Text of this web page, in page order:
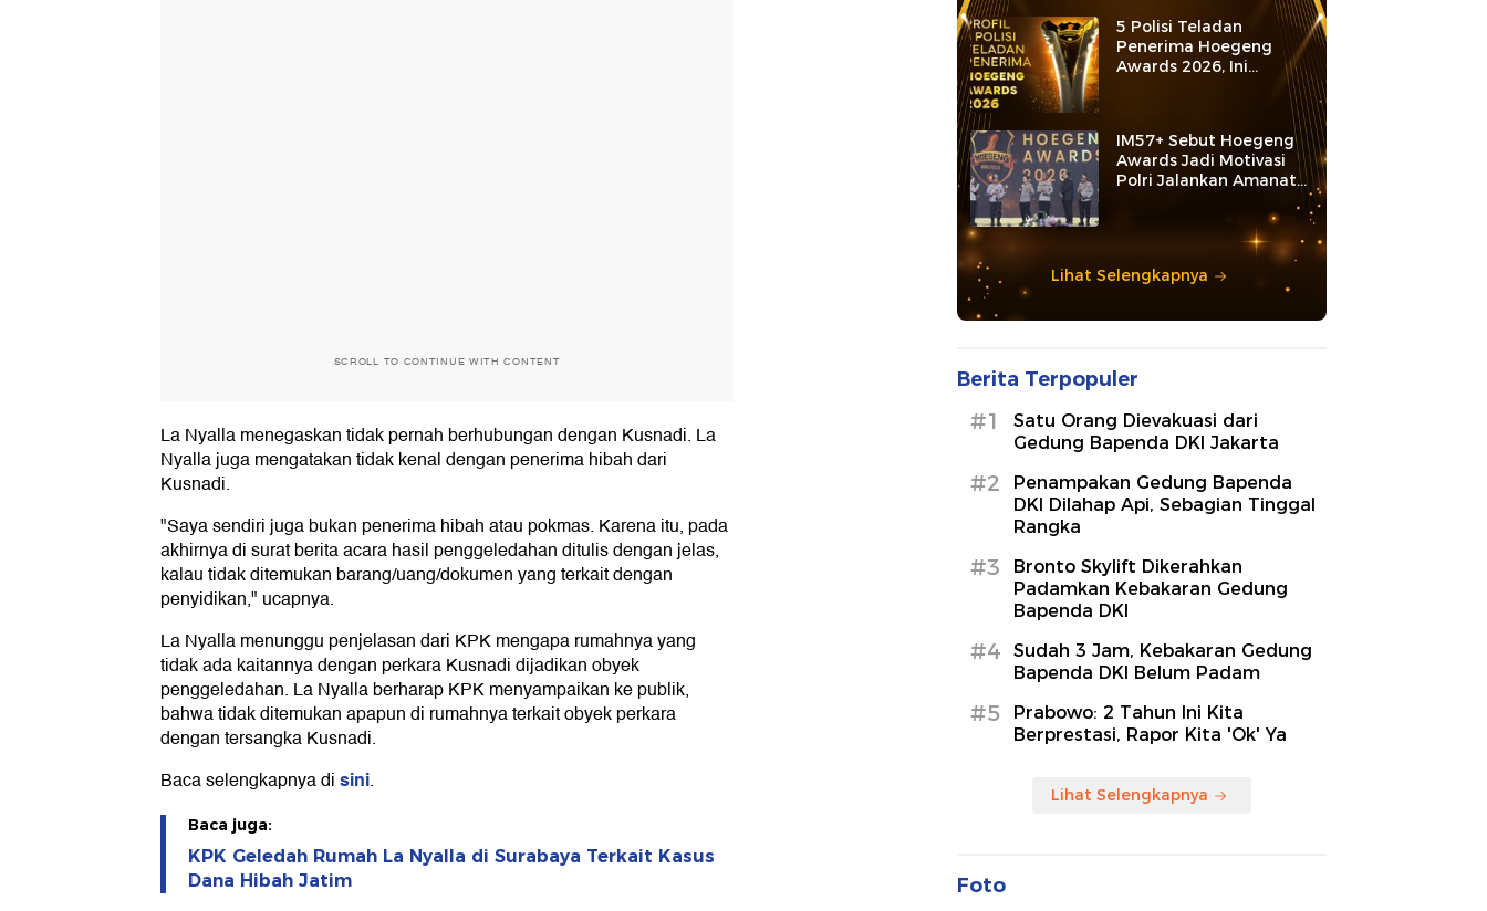
SCROLL TO CONTINUE WITH CONTENT
La Nyalla menegaskan tidak pernah berhubungan dengan Kusnadi. La
Nyalla juga mengatakan tidak kenal dengan penerima hibah dari
Kusnadi.
"Saya sendiri juga bukan penerima hibah atau pokmas. Karena itu, pada
akhirnya di surat berita acara hasil penggeledahan ditulis dengan jelas,
kalau tidak ditemukan barang/uang/dokumen yang terkait dengan
penyidikan," ucapnya.
La Nyalla menunggu penjelasan dari KPK mengapa rumahnya yang
tidak ada kaitannya dengan perkara Kusnadi dijadikan obyek
penggeledahan. La Nyalla berharap KPK menyampaikan ke publik,
bahwa tidak ditemukan apapun di rumahnya terkait obyek perkara
dengan tersangka Kusnadi.
Baca selengkapnya disini.
Baca juga:
KPK Geledah Rumah La Nyalla di Surabaya Terkait Kasus
Dana Hibah Jatim
5 Polisi Teladan
Penerima Hoegeng
Awards 2026, Ini
Kategori dan Kiprahnya
IM57+ Sebut Hoegeng
Awards Jadi Motivasi
Polri Jalankan Amanat
Lihat Selengkapnya
Berita Terpopuler
#1
Satu Orang Dievakuasi dari
Gedung Bapenda DKI Jakarta
#2
Penampakan Gedung Bapenda
DKI Dilahap Api, Sebagian Tinggal
Rangka
#3
Bronto Skylift Dikerahkan
Padamkan Kebakaran Gedung
Bapenda DKI
#4
Sudah 3 Jam, Kebakaran Gedung
Bapenda DKI Belum Padam
#5
Prabowo: 2 Tahun Ini Kita
Berprestasi, Rapor Kita 'Ok' Ya
Lihat Selengkapnya
Foto